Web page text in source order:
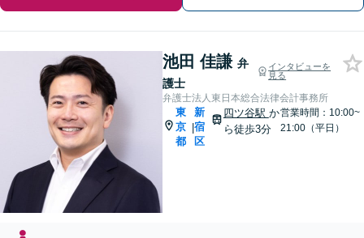
池田 佳謙 弁
護士
インタビューを
見る
弁護士法人東日本総合法律会計事務所
東
京
都
|
新
宿
区
四ツ谷駅 か
ら徒歩3分
営業時間：10:00~
21:00（平日）